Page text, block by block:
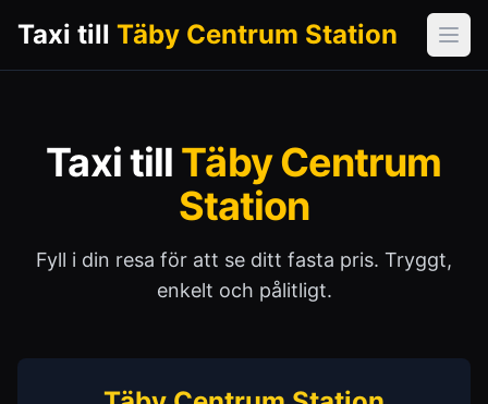
Taxi till Täby Centrum Station
Taxi till Täby Centrum
Station
Fyll i din resa för att se ditt fasta pris. Tryggt,
enkelt och pålitligt.